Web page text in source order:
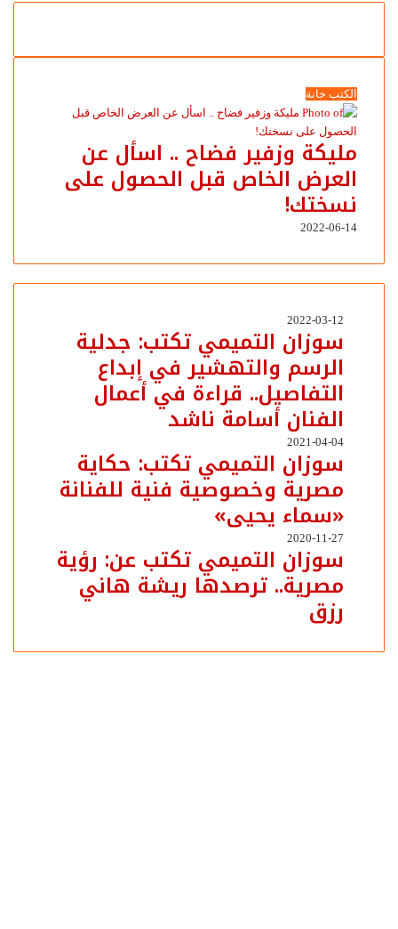
الكتب خانة
مليكة وزفير فضاح .. اسأل عن
العرض الخاص قبل الحصول على
نسختك!
2022-06-14
سوزان
التميمي
تكتب:
جدلية
الرسم
والتهشير
إبداع
التفاصيل..
قراءة
أعمال
الفنان
أسامة
ناشد
2022-03-12
سوزان التميمي تكتب: جدلية
الرسم والتهشير في إبداع
التفاصيل.. قراءة في أعمال
الفنان أسامة ناشد
سوزان
التميمي
تكتب:
حكاية
مصرية
وخصوصية
فنية
للفنانة
«سماء
يحيى»
2021-04-04
سوزان التميمي تكتب: حكاية
مصرية وخصوصية فنية للفنانة
«سماء يحيى»
سوزان
التميمي
تكتب
عن:
رؤية
ترصدها
2020-11-27
سوزان التميمي تكتب عن: رؤية
مصرية.. ترصدها ريشة هاني
رزق